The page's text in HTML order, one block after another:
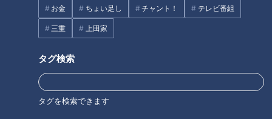
お金 ちょい足し チャント！ テレビ番組
三重 上田家
タグ検索
タグを検索できます
空間が大きくなったからこそ可能となる、臨場感あふれる音
響・照明演出。500人の観客が同時に息を呑み、鳥肌を立てる
恐怖の一体感は、これまでのスタジオ開催では味わえなかった
新たな体験となるはずです。9月5日、名古屋で一番熱く、一
番冷たい、怪談界の歴史に刻まれる夜をぜひ目撃してくださ